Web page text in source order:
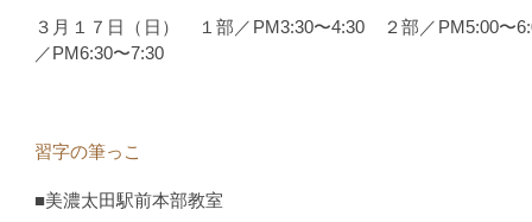
３月１７日（日） １部／PM3:30〜4:30 ２部／PM5:00〜
／PM6:30〜7:30
習字の筆っこ
■美濃太田駅前本部教室